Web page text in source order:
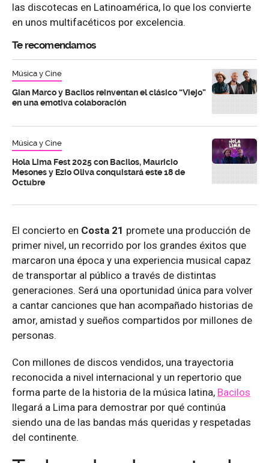
las discotecas en Latinoamérica, lo que los convierte
en unos multifacéticos por excelencia.
Te recomendamos
Música y Cine
Gian Marco y Bacilos reinventan el clásico “Viejo”
en una emotiva colaboración
Música y Cine
Hola Lima Fest 2025 con Bacilos, Mauricio
Mesones y Ezio Oliva conquistará este 18 de
Octubre
El concierto en Costa 21 promete una producción de
primer nivel, un recorrido por los grandes éxitos que
marcaron una época y una experiencia musical capaz
de transportar al público a través de distintas
generaciones. Será una oportunidad única para volver
a cantar canciones que han acompañado historias de
amor, amistad y sueños compartidos por millones de
personas.
Con millones de discos vendidos, una trayectoria
reconocida a nivel internacional y un repertorio que
forma parte de la historia de la música latina, Bacilos
llegará a Lima para demostrar por qué continúa
siendo una de las bandas más queridas y respetadas
del continente.